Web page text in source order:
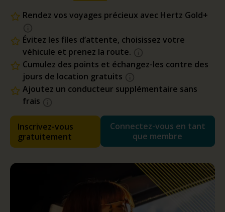
Rendez vos voyages précieux avec Hertz Gold+
Évitez les files d’attente, choisissez votre
véhicule et prenez la route.
Cumulez des points et échangez-les contre des
jours de location gratuits
Ajoutez un conducteur supplémentaire sans
frais
Inscrivez-vous
gratuitement
Connectez-vous en tant
que membre